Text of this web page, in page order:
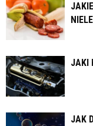
JAKI
JAK